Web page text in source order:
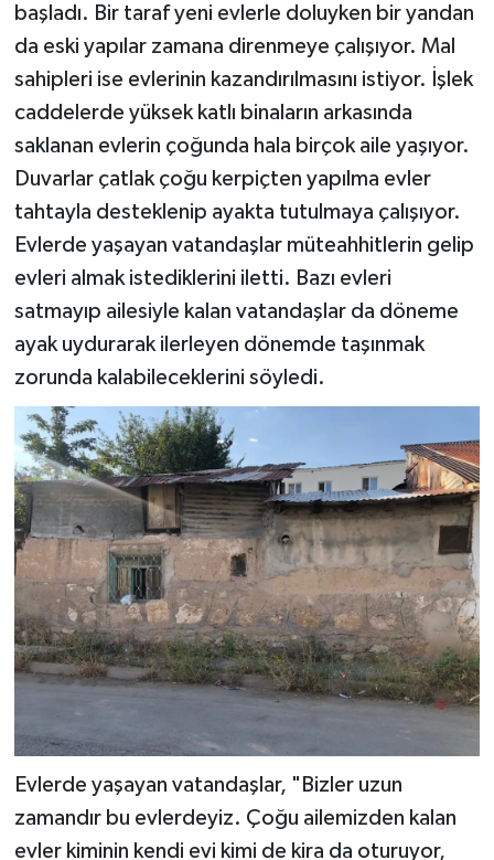
başladı. Bir taraf yeni evlerle doluyken bir yandan
da eski yapılar zamana direnmeye çalışıyor. Mal
sahipleri ise evlerinin kazandırılmasını istiyor. İşlek
caddelerde yüksek katlı binaların arkasında
saklanan evlerin çoğunda hala birçok aile yaşıyor.
Duvarlar çatlak çoğu kerpiçten yapılma evler
tahtayla desteklenip ayakta tutulmaya çalışıyor.
Evlerde yaşayan vatandaşlar müteahhitlerin gelip
evleri almak istediklerini iletti. Bazı evleri
satmayıp ailesiyle kalan vatandaşlar da döneme
ayak uydurarak ilerleyen dönemde taşınmak
zorunda kalabileceklerini söyledi.
Evlerde yaşayan vatandaşlar, "Bizler uzun
zamandır bu evlerdeyiz. Çoğu ailemizden kalan
evler kiminin kendi evi kimi de kira da oturuyor,